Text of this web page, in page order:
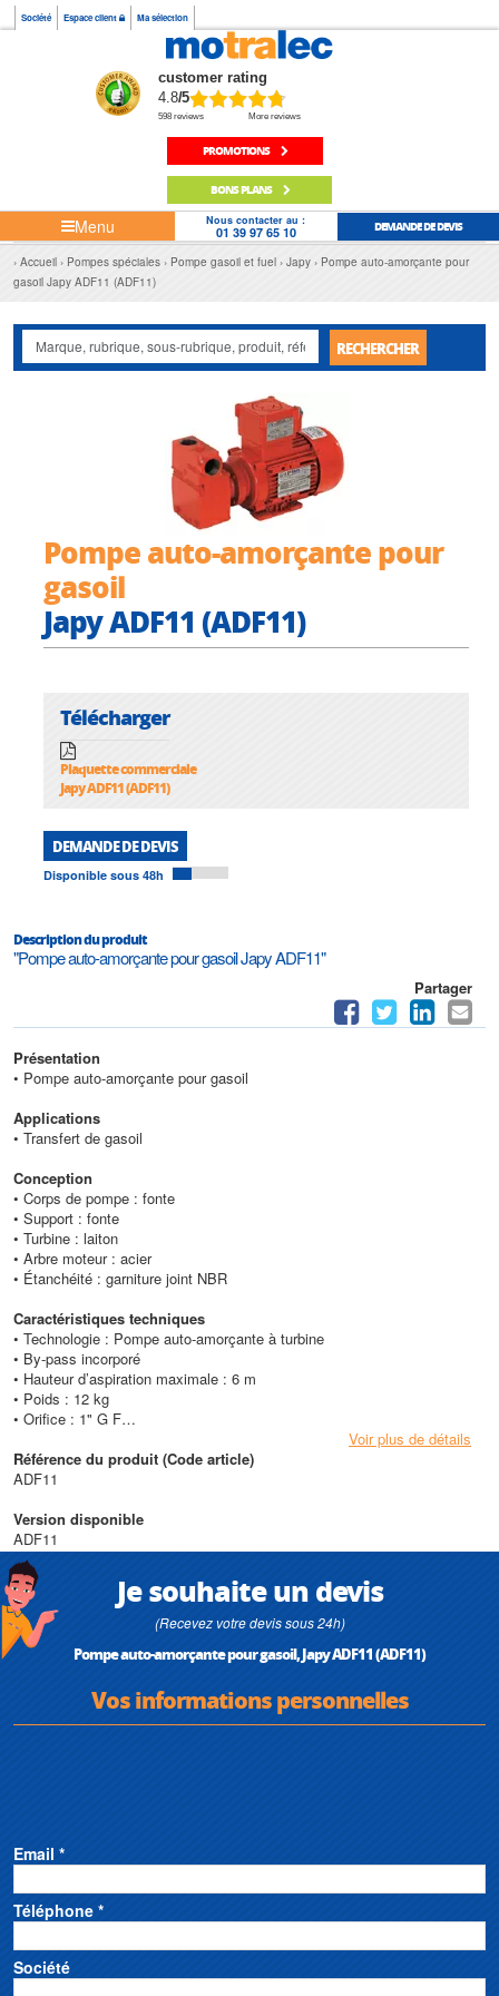
Société Espace client Ma sélection
customer rating
4.8/5
598 reviews More reviews
PROMOTIONS
BONS PLANS
Menu Nous contacter au :
01 39 97 65 10 DEMANDE DE DEVIS
Accueil Pompes spéciales Pompe gasoil et fuel Japy
Pompe auto-amorçante pour
gasoil Japy ADF11 (ADF11)
RECHERCHER
Pompe auto-amorçante pour
gasoil
Japy ADF11 (ADF11)
Télécharger
Plaquette commerciale
Japy ADF11 (ADF11)
DEMANDE DE DEVIS
Disponible sous 48h
Description du produit
"Pompe auto-amorçante pour gasoil Japy ADF11"
Partager
Présentation
• Pompe auto-amorçante pour gasoil
Applications
• Transfert de gasoil
Conception
• Corps de pompe : fonte
• Support : fonte
• Turbine : laiton
• Arbre moteur : acier
• Étanchéité : garniture joint NBR
Caractéristiques techniques
• Technologie : Pompe auto-amorçante à turbine
• By-pass incorporé
• Hauteur d’aspiration maximale : 6 m
• Poids : 12 kg
• Orifice : 1" G F
• Protection : IP55
• Vitesse de rotation : 2800 tr/mn
• HMT max : 16 m
• Débit max : 2,2 m3/h
Voir plus de détails
Référence du produit (Code article)
ADF11
Version disponible
ADF11
Je souhaite un devis
(Recevez votre devis sous 24h)
Pompe auto-amorçante pour gasoil, Japy ADF11 (ADF11)
Vos informations personnelles
Email *
Téléphone *
Société